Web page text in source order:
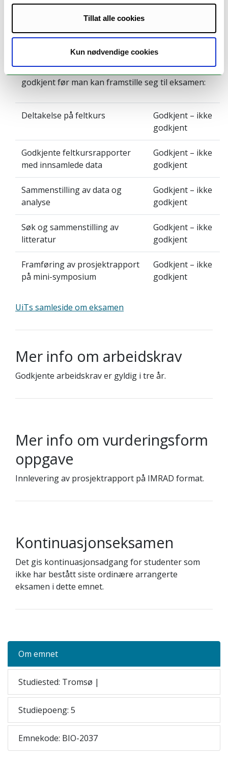
Tillat alle cookies
Kun nødvendige cookies
Obligatoriske arbeidskrav:
Følgende arbeidskrav må være gjennomført og
godkjent før man kan framstille seg til eksamen:
Deltakelse på feltkurs
Godkjent – ikke
godkjent
Godkjente feltkursrapporter
med innsamlede data
Godkjent – ikke
godkjent
Sammenstilling av data og
analyse
Godkjent – ikke
godkjent
Søk og sammenstilling av
litteratur
Godkjent – ikke
godkjent
Framføring av prosjektrapport
på mini-symposium
Godkjent – ikke
godkjent
UiTs samleside om eksamen
Mer info om arbeidskrav
Godkjente arbeidskrav er gyldig i tre år.
Mer info om vurderingsform
oppgave
Innlevering av prosjektrapport på IMRAD format.
Kontinuasjonseksamen
Det gis kontinuasjonsadgang for studenter som
ikke har bestått siste ordinære arrangerte
eksamen i dette emnet.
Om emnet
Studiested: Tromsø |
Studiepoeng: 5
Emnekode: BIO-2037